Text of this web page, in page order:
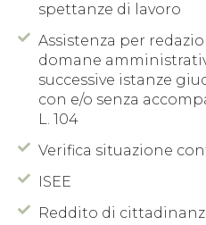
spettanze di lavoro
Assistenza per
domane
successive istanze
con e/o senza
L. 104
Verifica situazione
ISEE
Reddito di